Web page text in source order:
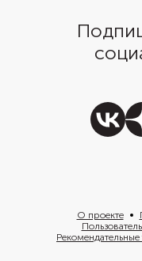
О проекте
Рекомендательные